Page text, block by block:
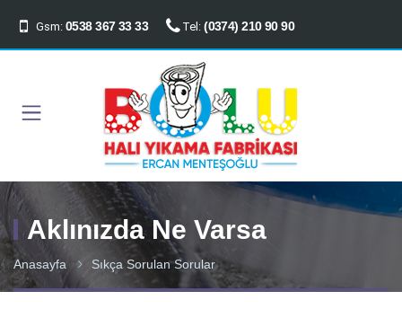
Gsm: 0538 367 33 33 Tel:(0374) 210 90 90
Aklınızda Ne Varsa
Anasayfa Sıkça Sorulan Sorular